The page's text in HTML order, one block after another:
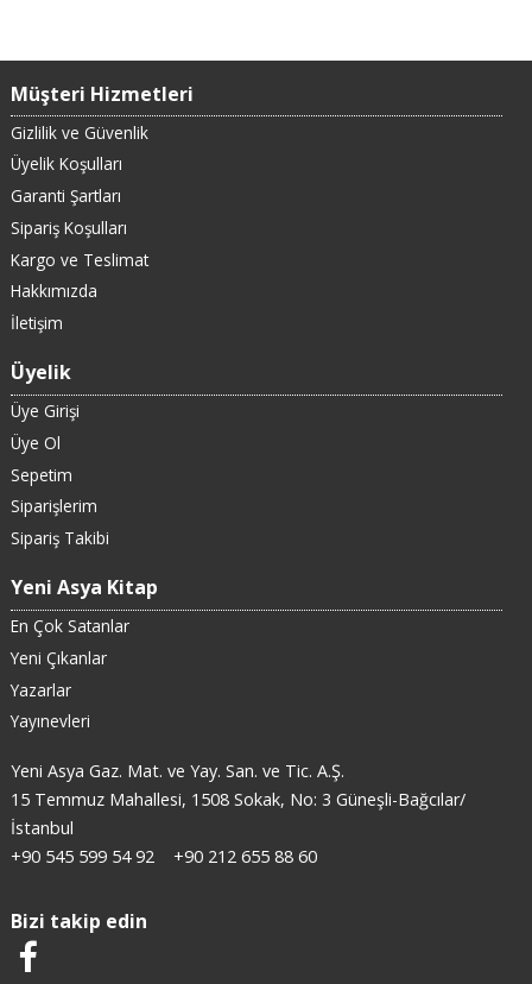
Müşteri Hizmetleri
Gizlilik ve Güvenlik
Üyelik Koşulları
Garanti Şartları
Sipariş Koşulları
Kargo ve Teslimat
Hakkımızda
İletişim
Üyelik
Üye Girişi
Üye Ol
Sepetim
Siparişlerim
Sipariş Takibi
Yeni Asya Kitap
En Çok Satanlar
Yeni Çıkanlar
Yazarlar
Yayınevleri
Yeni Asya Gaz. Mat. ve Yay. San. ve Tic. A.Ş.
15 Temmuz Mahallesi, 1508 Sokak, No: 3 Güneşli-Bağcılar/
İstanbul
+90 545 599 54 92
+90 212 655 88 60
Bizi takip edin